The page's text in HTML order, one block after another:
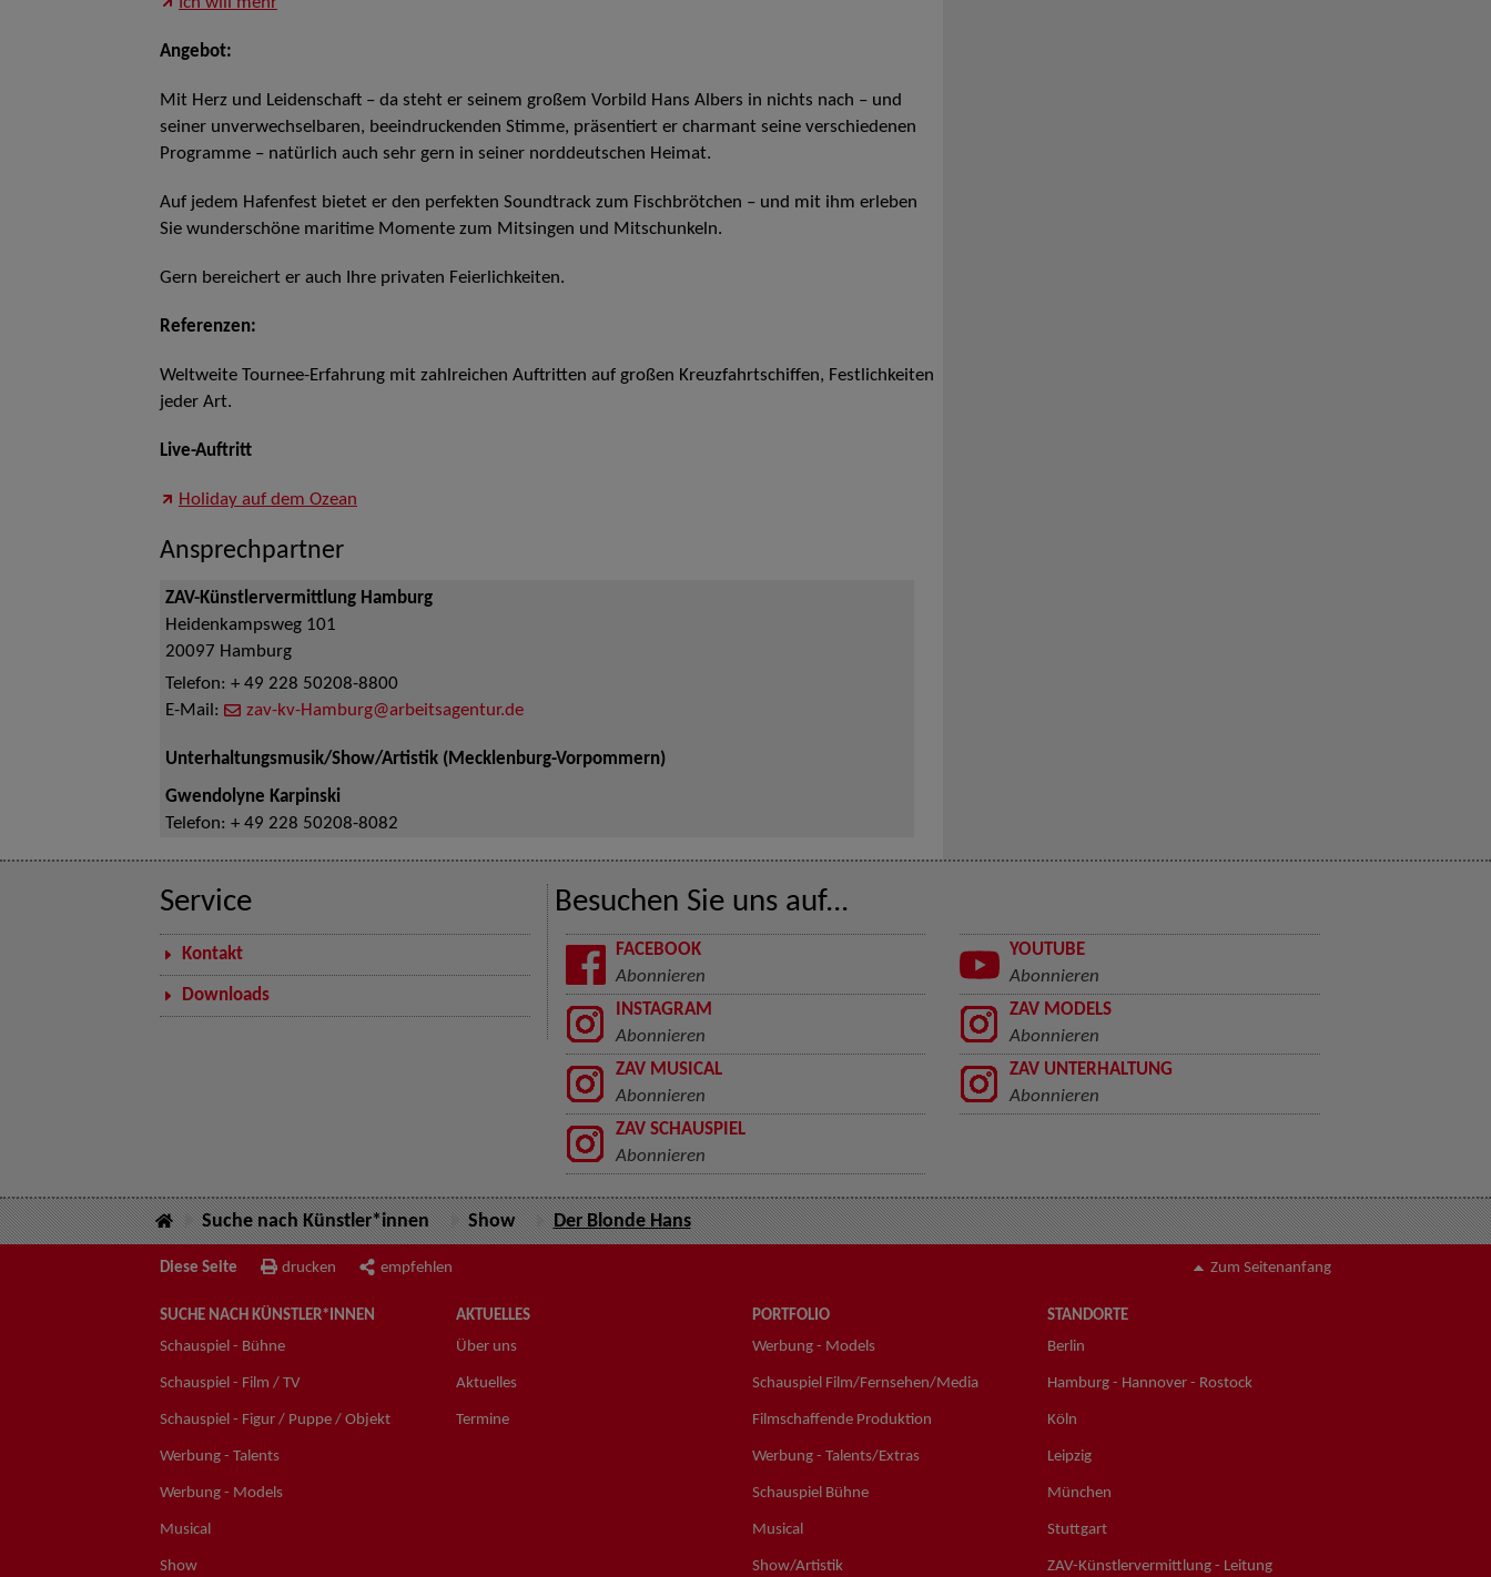
Angebot:
Mit Herz und Leidenschaft – da steht er seinem großem Vorbild Hans Albers in nichts nach – und
seiner unverwechselbaren, beeindruckenden Stimme, präsentiert er charmant seine verschiedenen
Programme – natürlich auch sehr gern in seiner norddeutschen Heimat.
Auf jedem Hafenfest bietet er den perfekten Soundtrack zum Fischbrötchen – und mit ihm erleben
Sie wunderschöne maritime Momente zum Mitsingen und Mitschunkeln.
Gern bereichert er auch Ihre privaten Feierlichkeiten.
Referenzen:
Weltweite Tournee-Erfahrung mit zahlreichen Auftritten auf großen Kreuzfahrtschiffen, Festlichkeiten
jeder Art.
Live-Auftritt
Holiday auf dem Ozean
Ansprechpartner
ZAV-Künstlervermittlung Hamburg
Heidenkampsweg 101
20097 Hamburg
Telefon: + 49 228 50208-8800
E-Mail:
zav-kv-Hamburg@arbeitsagentur.de
Unterhaltungsmusik/Show/Artistik (Mecklenburg-Vorpommern)
Gwendolyne Karpinski
Telefon: + 49 228 50208-8082
Service
Kontakt
Downloads
Besuchen Sie uns auf...
FACEBOOK
Abonnieren
YOUTUBE
Abonnieren
INSTAGRAM
Abonnieren
ZAV MODELS
Abonnieren
ZAV MUSICAL
Abonnieren
ZAV UNTERHALTUNG
Abonnieren
ZAV SCHAUSPIEL
Abonnieren
Suche nach Künstler*innen Show Der Blonde Hans
Diese Seite drucken empfehlen Zum Seitenanfang
SUCHE NACH KÜNSTLER*INNEN
Schauspiel - Bühne
Schauspiel - Film / TV
Schauspiel - Figur / Puppe / Objekt
Werbung - Talents
Werbung - Models
Musical
Show
AKTUELLES
Über uns
Aktuelles
Termine
PORTFOLIO
Werbung - Models
Schauspiel Film/Fernsehen/Media
Filmschaffende Produktion
Werbung - Talents/Extras
Schauspiel Bühne
Musical
Show/Artistik
STANDORTE
Berlin
Hamburg - Hannover - Rostock
Köln
Leipzig
München
Stuttgart
ZAV-Künstlervermittlung - Leitung